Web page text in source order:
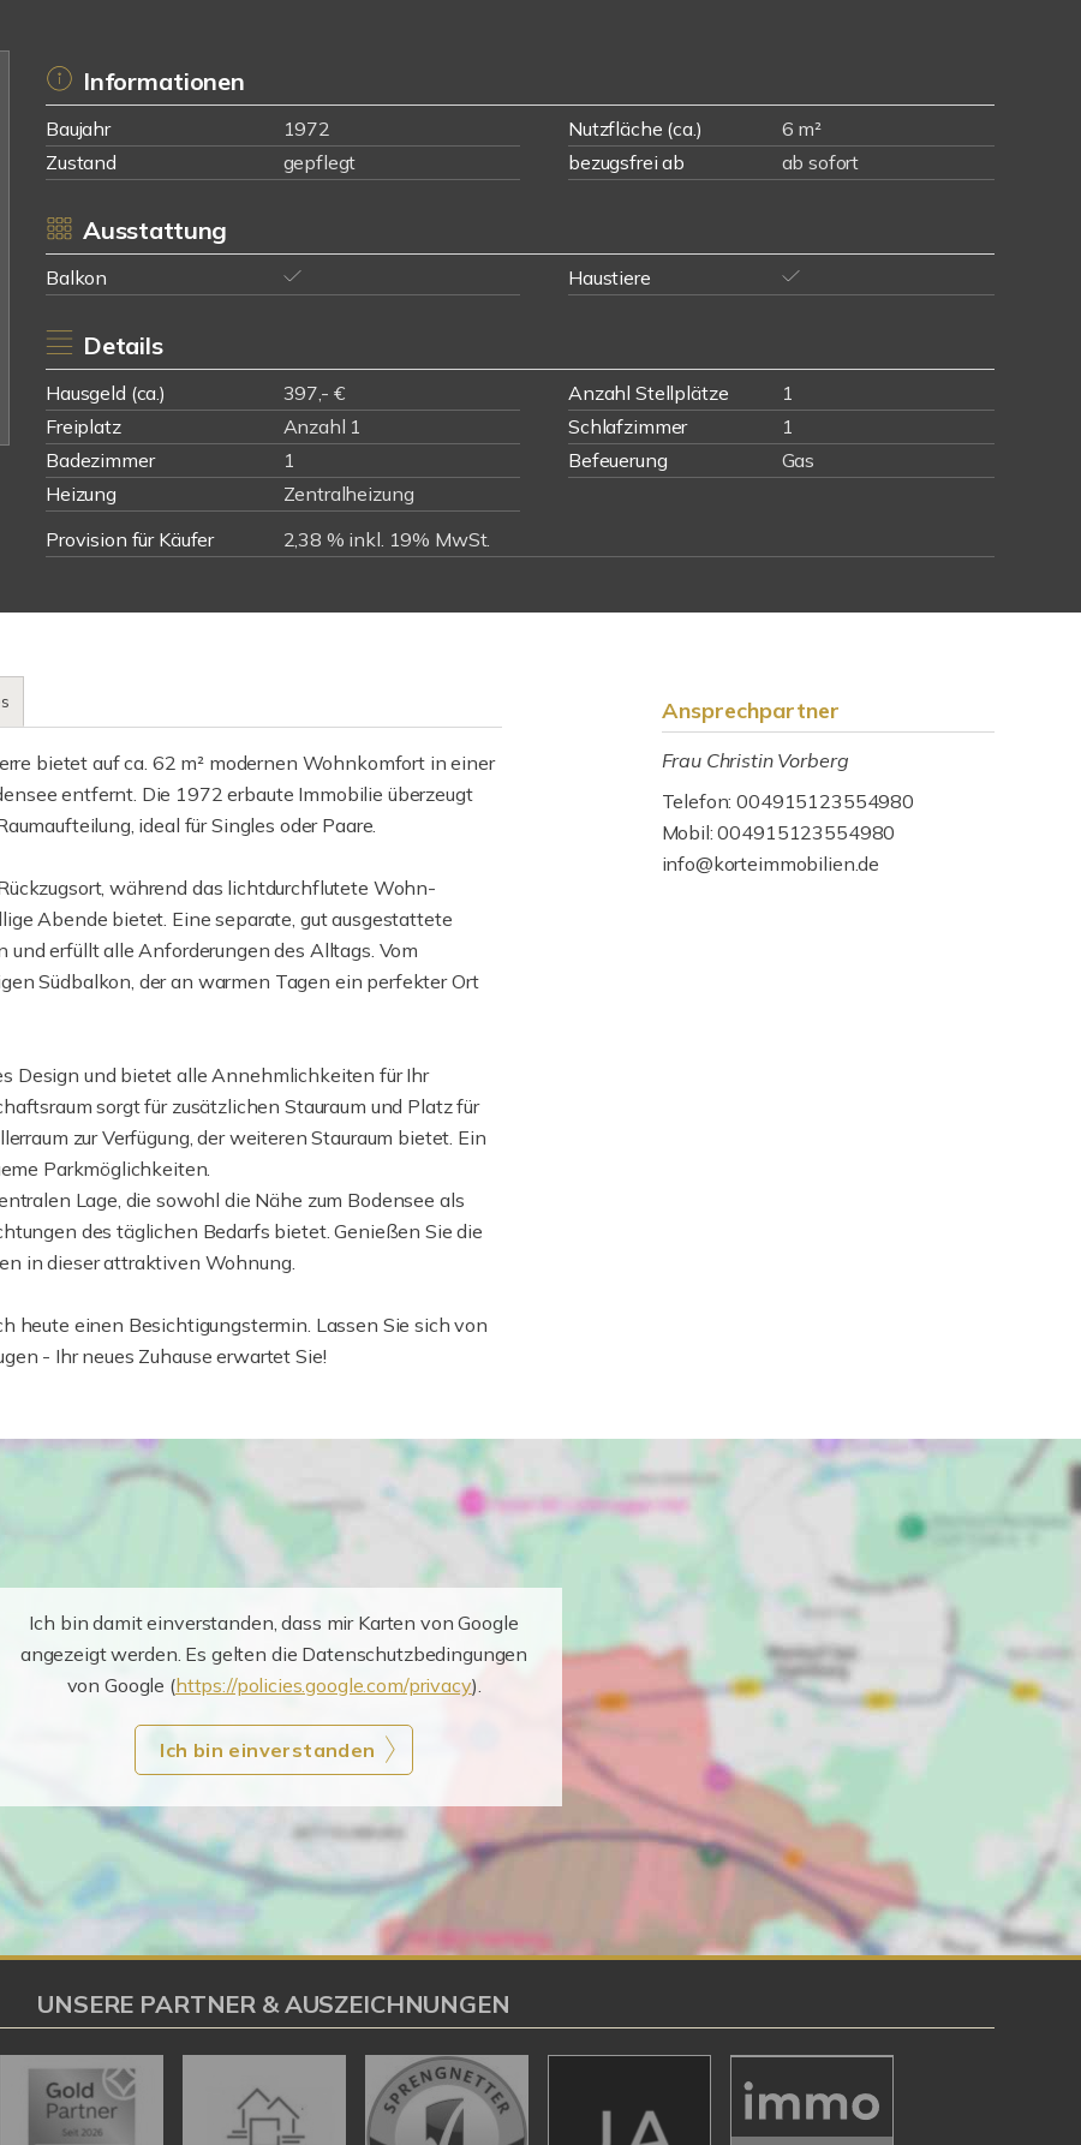
Informationen
Baujahr 1972 Nutzfläche (ca.)
6 m²
Zustand
gepflegt bezugsfrei ab ab sofort
Ausstattung
Balkon Haustiere
Details
Hausgeld (ca.) 397,- € Anzahl Stellplätze
1
Freiplatz
Anzahl 1 Schlafzimmer
1
Badezimmer
1 Befeuerung
Gas
Heizung
Zentralheizung
Provision für Käufer
2,38 % inkl. 19% MwSt.
bietet auf ca. 62 m² modernen Wohnkomfort in einer
entfernt. Die 1972 erbaute Immobilie überzeugt
ideal für Singles oder Paare.
während das lichtdurchflutete Wohn-
Abende bietet. Eine separate, gut ausgestattete
erfüllt alle Anforderungen des Alltags. Vom
Südbalkon, der an warmen Tagen ein perfekter Ort
Design und bietet alle Annehmlichkeiten für Ihr
sorgt für zusätzlichen Stauraum und Platz für
zur Verfügung, der weiteren Stauraum bietet. Ein
Parkmöglichkeiten.
Lage, die sowohl die Nähe zum Bodensee als
des täglichen Bedarfs bietet. Genießen Sie die
in dieser attraktiven Wohnung.
heute einen Besichtigungstermin. Lassen Sie sich von
- Ihr neues Zuhause erwartet Sie!
Ansprechpartner
Frau Christin Vorberg
Telefon: 004915123554980
Mobil: 004915123554980
info@korteimmobilien.de
Ich bin damit einverstanden, dass mir Karten von Google
angezeigt werden. Es gelten die Datenschutzbedingungen
von Google (https://policies.google.com/privacy).
Ich bin einverstanden
UNSERE PARTNER & AUSZEICHNUNGEN